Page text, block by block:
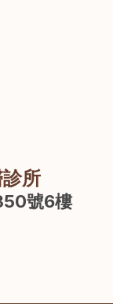
所
號6樓